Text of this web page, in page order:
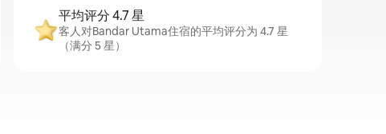
平均评分 4.7 星
客人对Bandar Utama住宿的平均评分为 4.7 星
（满分 5 星）